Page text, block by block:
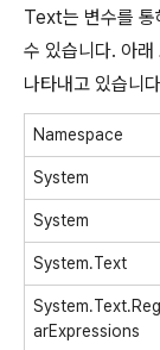
Text는 변수를
수 있습니다. 아
나타내고 있습니
Namespace
System
System
System.Text
arExpressions